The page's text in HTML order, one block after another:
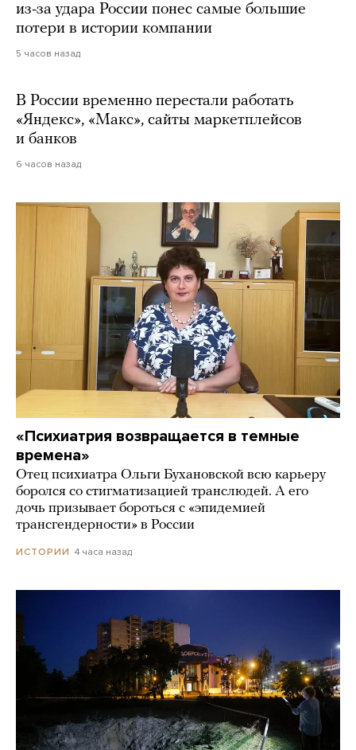
из-за удара России понес самые большие
потери в истории компании
5 часов назад
В России временно перестали работать
«Яндекс», «Макс», сайты маркетплейсов
и банков
6 часов назад
«Психиатрия возвращается в темные
времена»
Отец психиатра Ольги Бухановской всю карьеру
боролся со стигматизацией транслюдей. А его
дочь призывает бороться с «эпидемией
трансгендерности» в России
ИСТОРИИ 4 часа назад